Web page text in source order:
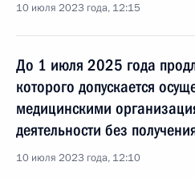
10 июля 2023 года, 12:15
До 1 июля 2025 года
которого допускается
медицинскими
деятельности без
10 июля 2023 года, 12:10